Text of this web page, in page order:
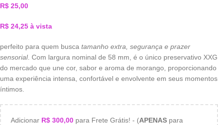
R$ 25,00
R$ 24,25 à vista
perfeito para quem busca tamanho extra, segurança e prazer
sensorial. Com largura nominal de 58 mm, é o único preservativo XXG
do mercado que une cor, sabor e aroma de morango, proporcionando
uma experiência intensa, confortável e envolvente em seus momentos
íntimos.
Adicionar R$ 300,00 para Frete Grátis! - (APENAS para